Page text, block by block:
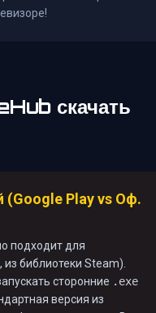
скачать
(Google Play vs Оф.
подходит для
библиотеки Steam).
сторонние .exe
версия из